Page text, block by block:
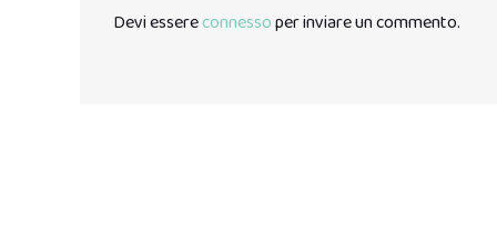
Devi essereconnessoper inviare un commento.